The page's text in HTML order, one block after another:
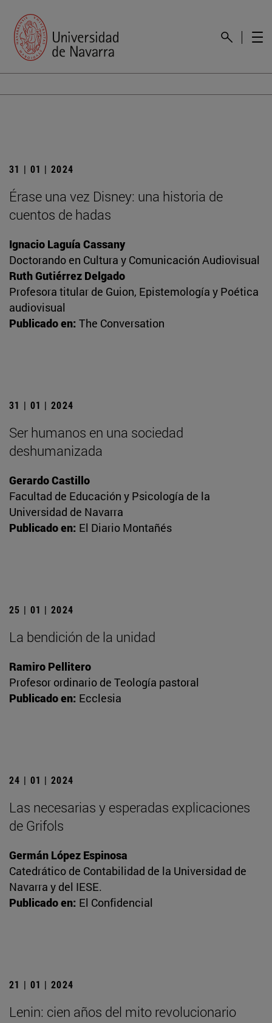
31 | 01 | 2024
Érase una vez Disney: una historia de
cuentos de hadas
Ignacio Laguía Cassany
Doctorando en Cultura y Comunicación Audiovisual
Ruth Gutiérrez Delgado
Profesora titular de Guion, Epistemología y Poética
audiovisual
Publicado en: The Conversation
31 | 01 | 2024
Ser humanos en una sociedad
deshumanizada
Gerardo Castillo
Facultad de Educación y Psicología de la
Universidad de Navarra
Publicado en: El Diario Montañés
25 | 01 | 2024
La bendición de la unidad
Ramiro Pellitero
Profesor ordinario de Teología pastoral
Publicado en: Ecclesia
24 | 01 | 2024
Las necesarias y esperadas explicaciones
de Grifols
Germán López Espinosa
Catedrático de Contabilidad de la Universidad de
Navarra y del IESE.
Publicado en: El Confidencial
21 | 01 | 2024
Lenin: cien años del mito revolucionario